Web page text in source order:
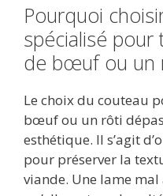
Pourquoi
spécialisé
de bœuf ou un
Le choix du couteau
bœuf ou un rôti
esthétique. Il s’agit
pour préserver la
viande. Une lame